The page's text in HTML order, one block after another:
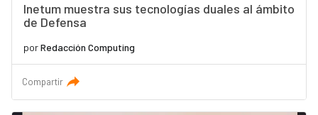
Inetum muestra sus tecnologías duales al ámbito
de Defensa
porRedacción Computing
Compartir